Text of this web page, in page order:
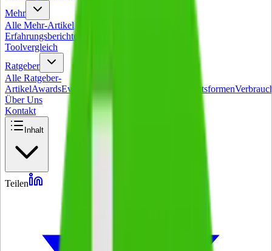
Mehr
Alle Mehr-Artikel
Erfahrungsberichte
Toolvergleich
Ratgeber
Alle Ratgeber-
ArtikelAwardsEvents Rechtsformen
Über Uns
Kontakt
Inhalt
Teilen